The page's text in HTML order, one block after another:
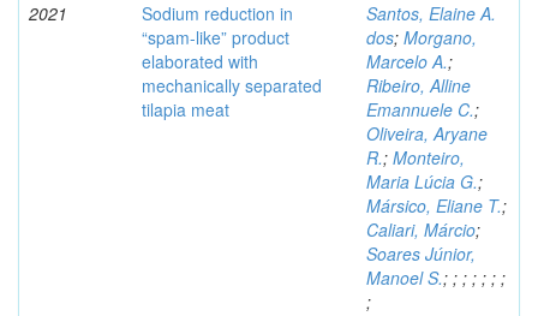
2021
Sodium reduction in
“spam-like” product
elaborated with
mechanically separated
tilapia meat
Santos, Elaine A.
dos; Morgano,
Marcelo A.;
Ribeiro, Alline
Emannuele C.;
Oliveira, Aryane
R.; Monteiro,
Maria Lúcia G.;
Mársico, Eliane T.;
Caliari, Márcio;
Soares Júnior,
Manoel S.; ; ; ; ; ; ;
;